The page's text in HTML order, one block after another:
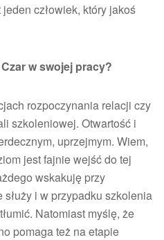
człowiek, który jakoś
w swojej pracy?
rozpoczynania relacji czy
szkoleniowej. Otwartość i
uprzejmym. Wiem,
jest fajnie wejść do tej
wskakuję przy
i w przypadku szkolenia
Natomiast myślę, że
pomaga też na etapie